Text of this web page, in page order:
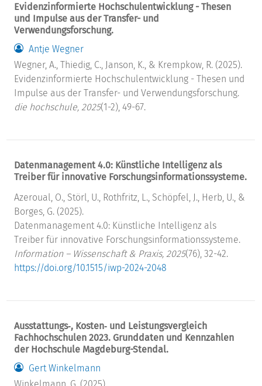
Evidenzinformierte Hochschulentwicklung - Thesen
und Impulse aus der Transfer- und
Verwendungsforschung.
Antje Wegner
Wegner, A., Thiedig, C., Janson, K., & Krempkow, R. (2025).
Evidenzinformierte Hochschulentwicklung - Thesen und
Impulse aus der Transfer- und Verwendungsforschung.
die hochschule, 2025(1-2), 49-67.
Datenmanagement 4.0: Künstliche Intelligenz als
Treiber für innovative Forschungsinformationssysteme.
Azeroual, O., Störl, U., Rothfritz, L., Schöpfel, J., Herb, U., &
Borges, G. (2025).
Datenmanagement 4.0: Künstliche Intelligenz als
Treiber für innovative Forschungsinformationssysteme.
Information – Wissenschaft & Praxis, 2025(76), 32-42.
https://doi.org/10.1515/iwp-2024-2048
Ausstattungs‐, Kosten‐ und Leistungsvergleich
Fachhochschulen 2023. Grunddaten und Kennzahlen
der Hochschule Magdeburg-Stendal.
Gert Winkelmann
Winkelmann, G. (2025).